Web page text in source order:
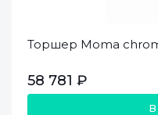
Торшер Moma
58 781 ₽
В